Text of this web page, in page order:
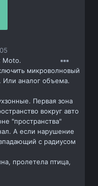
Moto.
микроволновый
Или аналог объема.
Первая зона
вокруг авто
"пространства"
А если нарушение
с радиусом
пролетела птица,